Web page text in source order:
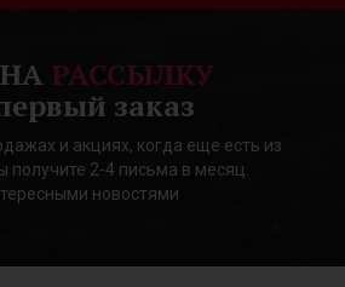
РАССЫЛКУ
заказ
и акциях, когда еще есть из
2-4 письма в месяц.
новостями